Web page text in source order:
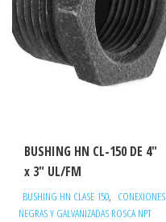
BUSHING HN CL-150 DE 4″
x 3″ UL/FM
BUSHING HN CLASE 150, CONEXIONES
NEGRAS Y GALVANIZADAS ROSCA NPT